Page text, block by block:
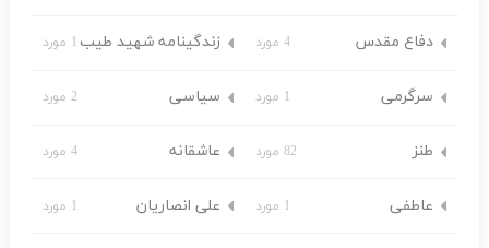
دفاع مقدس 4 مورد زندگینامه شهید طیب 1 مورد
سرگرمی 1 مورد سیاسی 2 مورد
طنز 82 مورد عاشقانه 4 مورد
عاطفی 1 مورد علی انصاریان 1 مورد